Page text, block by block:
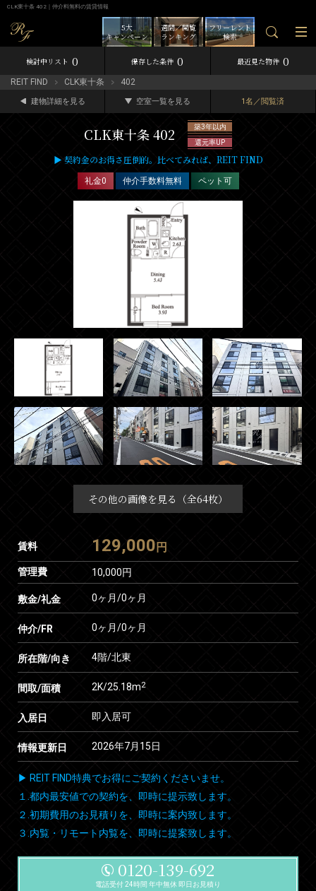
CLK東十条 402｜仲介料無料の賃貸情報
フリーレント
検索
週間／閲覧
ランキング
5大
キャンペーン
検討中リスト 0 保存した条件 0 最近見た物件 0
REIT FIND CLK東十条 402
建物詳細を見る 空室一覧を見る 1名／閲覧済
CLK東十条 402
築3年以内
還元率UP
▶ 契約金のお得さ圧倒的。比べてみれば、REIT FIND
礼金0 仲介手数料無料 ペット可
その他の画像を見る（全64枚）
賃料 129,000 円
管理費 10,000円
敷金/礼金 0ヶ月/0ヶ月
仲介/FR 0ヶ月/0ヶ月
所在階/向き 4階/北東
間取/面積 2K/25.18m2
入居日 即入居可
情報更新日 2026年7月15日
▶ REIT FIND特典でお得にご契約くださいませ。
１.都内最安値での契約を、即時に提示致します。
２.初期費用のお見積りを、即時に案内致します。
３.内覧・リモート内覧を、即時に提案致します。
0120-139-692
電話受付 24時間 年中無休 即日お見積り